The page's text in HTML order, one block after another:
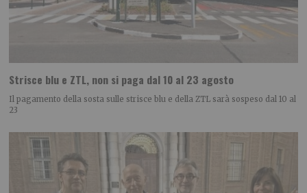
Strisce blu e ZTL, non si paga dal 10 al 23 agosto
Il pagamento della sosta sulle strisce blu e della ZTL sarà sospeso dal 10 al
23